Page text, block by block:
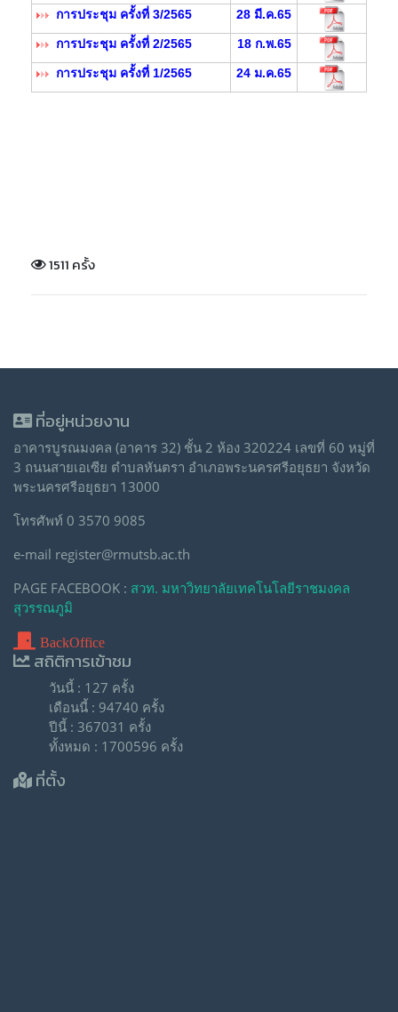
การประชุม ครั้งที่ 3/2565 28 มี.ค.65
การประชุม ครั้งที่ 2/2565 18 ก.พ.65
การประชุม ครั้งที่ 1/2565 24 ม.ค.65
1511 ครั้ง
ที่อยู่หน่วยงาน
อาคารบูรณมงคล (อาคาร 32) ชั้น 2 ห้อง 320224 เลขที่ 60 หมู่ที่
3 ถนนสายเอเซีย ตำบลหันตรา อำเภอพระนครศรีอยุธยา จังหวัด
พระนครศรีอยุธยา 13000
โทรศัพท์ 0 3570 9085
e-mail register@rmutsb.ac.th
PAGE FACEBOOK : สวท. มหาวิทยาลัยเทคโนโลยีราชมงคล
สุวรรณภูมิ
BackOffice
สถิติการเข้าชม
วันนี้ : 127 ครั้ง
เดือนนี้ : 94740 ครั้ง
ปีนี้ : 367031 ครั้ง
ทั้งหมด : 1700596 ครั้ง
ที่ตั้ง